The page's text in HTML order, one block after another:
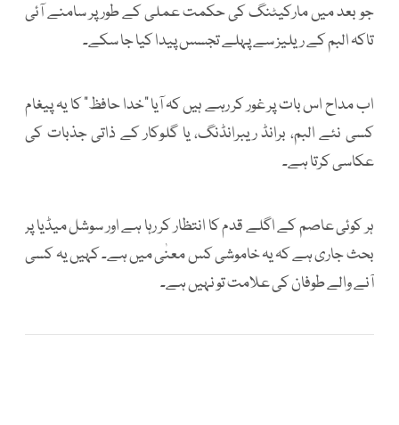
جو بعد میں مارکیٹنگ کی حکمت عملی کے طور پر سامنے آئی
تاکہ البم کے ریلیز سے پہلے تجسس پیدا کیا جا سکے۔
اب مداح اس بات پر غور کر رہے ہیں کہ آیا ”خدا حافظ“ کا یہ پیغام
کسی نئے البم، برانڈ ریبرانڈنگ، یا گلوکار کے ذاتی جذبات کی
عکاسی کرتا ہے۔
ہر کوئی عاصم کے اگلے قدم کا انتظار کر رہا ہے اور سوشل میڈیا پر
بحث جاری ہے کہ یہ خاموشی کس معنٰی میں ہے۔ کہیں یہ کسی
آنے والے طوفان کی علامت تو نہیں ہے۔